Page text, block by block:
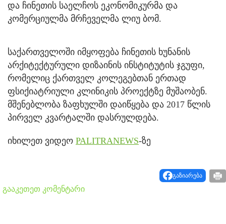
და ჩინეთის საელჩოს ეკონომიკურმა და
კომერციულმა მრჩეველმა ლიუ ბომ.
საქართველოში იმყოფება ჩინეთის ხუნანის
არქიტექტურული დიზაინის ინსტიტუტის ჯგუფი,
რომელიც ქართველ კოლეგებთან ერთად
ფსიქიატრიული კლინიკის პროექტზე მუშაობენ.
მშენებლობა ზაფხულში დაიწყება და 2017 წლის
პირველ კვარტალში დასრულდება.
იხილეთ ვიდეო PALITRANEWS-ზე
გაზიარება
გააკეთეთ კომენტარი